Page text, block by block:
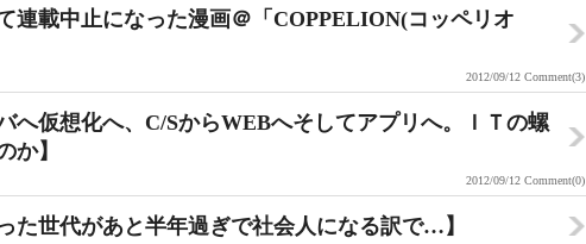
連載中止になった漫画＠「COPPELION(コッペリオ
2012/09/12 Comment(3)
へ仮想化へ、C/SからWEBへそしてアプリへ。ＩＴの螺
か】
2012/09/12 Comment(0)
た世代があと半年過ぎで社会人になる訳で…】